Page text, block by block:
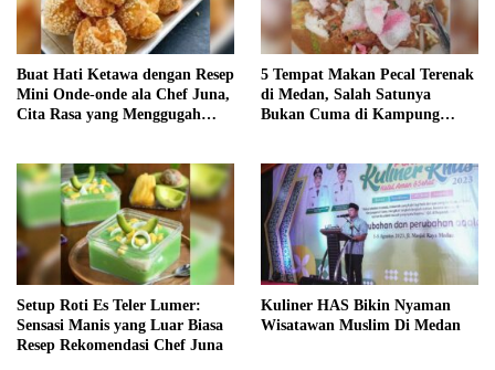
Buat Hati Ketawa dengan Resep
Mini Onde-onde ala Chef Juna,
Cita Rasa yang Menggugah
5 Tempat Makan Pecal Terenak
di Medan, Salah Satunya
Bukan Cuma di Kampung
Setup Roti Es Teler Lumer:
Sensasi Manis yang Luar Biasa
Resep Rekomendasi Chef Juna
Kuliner HAS Bikin Nyaman
Wisatawan Muslim Di Medan